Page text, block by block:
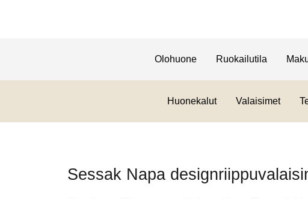
Olohuone Ruokailutila
Huonekalut Valaisimet
Sessak Napa